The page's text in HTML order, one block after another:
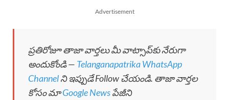
Advertisement
ప్రతిరోజూ తాజా వార్తలు మీ వాట్సాప్‌కు నేరుగా
అందుకోండి — Telanganapatrika WhatsApp
Channelని ఇప్పుడే Follow చేయండి. తాజా వార్తల
కోసం మాGoogle Newsపేజీని